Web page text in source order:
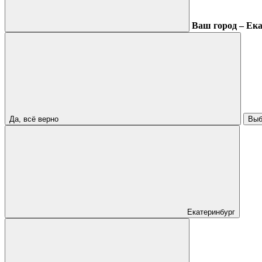
Ваш город –
Да, всё верно
Екатеринбург